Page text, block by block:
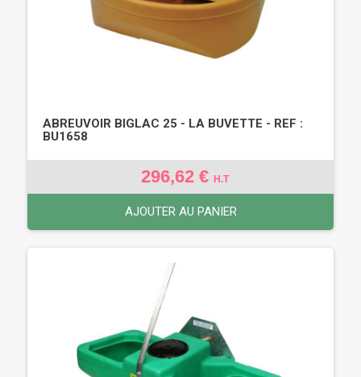
ABREUVOIR BIGLAC 25 - LA BUVETTE - REF :
BU1658
296,62 € H.T
AJOUTER AU PANIER